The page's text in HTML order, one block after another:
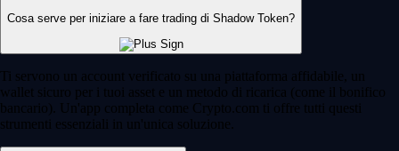
Cosa serve per iniziare a fare trading di Shadow Token?
Ti servono un account verificato su una piattaforma affidabile, un
wallet sicuro per i tuoi asset e un metodo di ricarica (come il bonifico
bancario). Un'app completa come Crypto.com ti offre tutti questi
strumenti essenziali in un'unica soluzione.